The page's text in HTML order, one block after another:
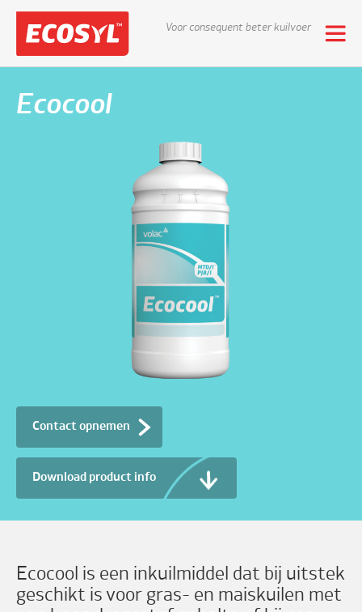
Voor consequent beter kuilvoer
Ecocool
Contact opnemen
Download product info
Ecocool is een inkuilmiddel dat bij uitstek
geschikt is voor gras- en maiskuilen met